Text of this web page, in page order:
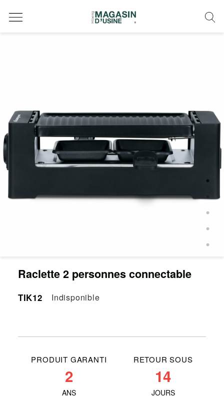
Raclette 2 personnes connectable
TIK12 Indisponible
PRODUIT GARANTI
2
ANS
RETOUR SOUS
14
JOURS